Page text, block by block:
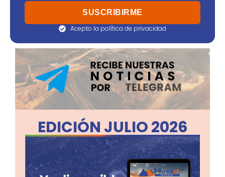
Acepto la política de privacidad
EDICIÓN JULIO 2026